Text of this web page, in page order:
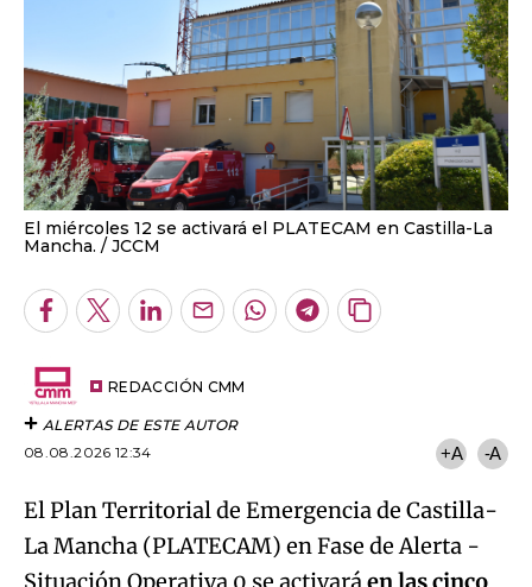
El miércoles 12 se activará el PLATECAM en Castilla-La
Mancha.
JCCM
Facebook
TwitterLinkedInEnviarWhatsapp
Telegram
Copiar
REDACCIÓN CMM
ALERTAS DE ESTE AUTOR
08.08.2026 12:34
+A -A
El PlanTerritorial de Emergencia de Castilla-
La Mancha (PLATECAM) en Fase de Alerta -
Situación Operativa 0 se activará en las cinco